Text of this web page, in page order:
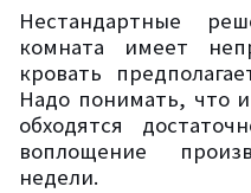
Нестандартные
комната имеет
кровать
Надо понимать, что
обходятся
воплощение
недели.